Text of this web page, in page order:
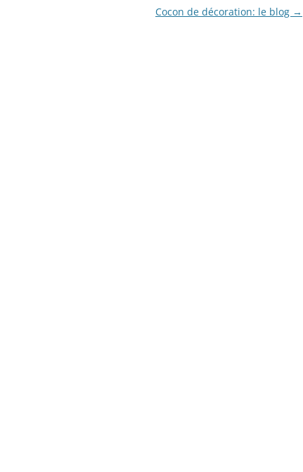
Cocon de décoration: le blog →